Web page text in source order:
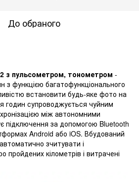
До обраного
з пульсометром, тонометром -
з функцією багатофункціонального
встановити будь-яке фото на
годин супроводжується чуйним
між автономними
підключення за допомогою Bluetooth
Android або iOS. Вбудований
зчитувати і
пройдених кілометрів і витрачені